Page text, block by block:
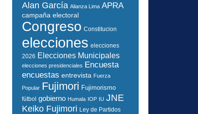
Alan García Alianza Lima APRA
campaña electoral
Congreso Constitucion
elecciones elecciones
2026 Elecciones Municipales
elecciones presidenciales Encuesta
encuestas entrevista Fuerza
Popular Fujimori Fujimorismo
fútbol gobierno Humala IOP IU JNE
Keiko Fujimori Ley de Partidos